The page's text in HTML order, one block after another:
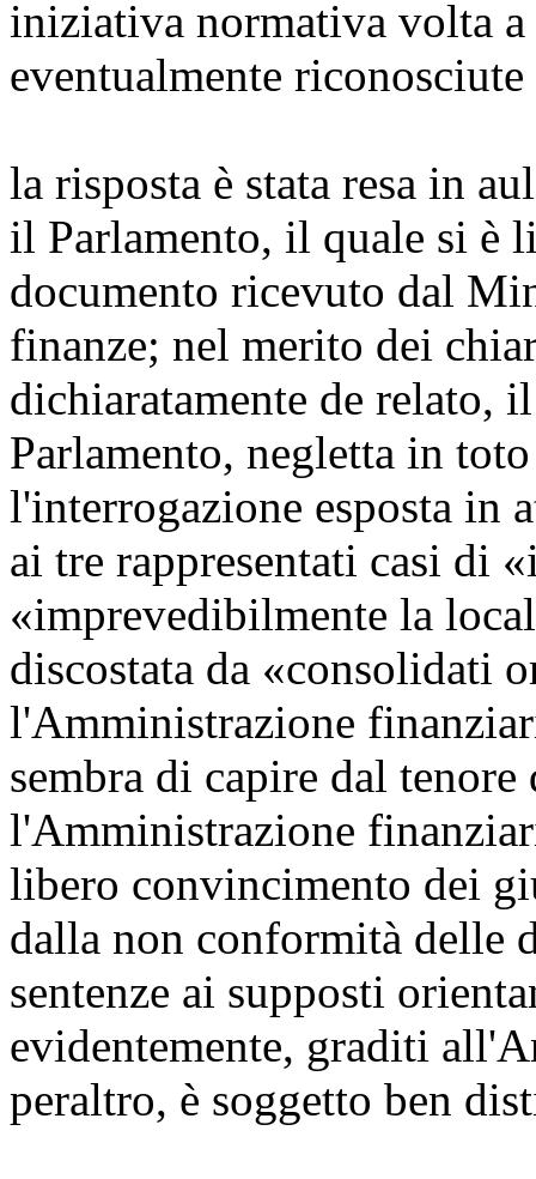
iniziativa normativa volta
eventualmente
la risposta è stata resa in
il Parlamento, il quale si è
documento ricevuto dal
finanze; nel merito dei
dichiaratamente de
Parlamento, negletta in
l'interrogazione esposta in
ai tre rappresentati casi di
«imprevedibilmente la
discostata da «consolidati
l'Amministrazione
sembra di capire dal tenore
l'Amministrazione
libero convincimento dei
dalla non conformità delle
sentenze ai supposti
evidentemente, graditi
peraltro, è soggetto ben